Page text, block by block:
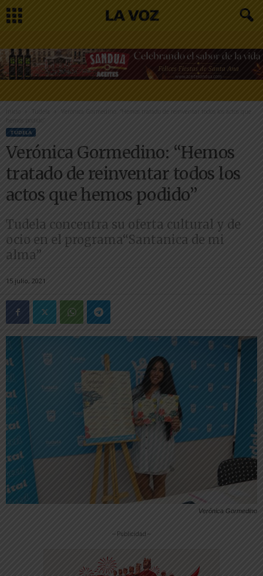
Inicio Tudela
Verónica Gormedino: “Hemos tratado de reinventar todos los actos que
TUDELA
Verónica Gormedino: “Hemos
tratado de reinventar todos los
actos que hemos podido”
Tudela concentra su oferta cultural y de
ocio en el programa“Santanica de mi
alma”
15 julio, 2021
Verónica Gormedino
-- Publicidad --